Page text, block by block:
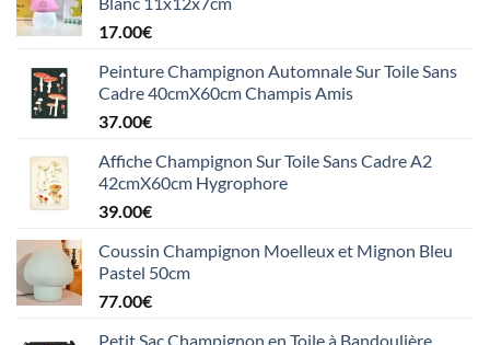
17.00€
Peinture Champignon Automnale Sur Toile Sans
Cadre 40cmX60cm Champis Amis
37.00€
Affiche Champignon Sur Toile Sans Cadre A2
42cmX60cm Hygrophore
39.00€
Coussin Champignon Moelleux et Mignon Bleu
Pastel 50cm
77.00€
Petit Sac Champignon en Toile à Bandoulière